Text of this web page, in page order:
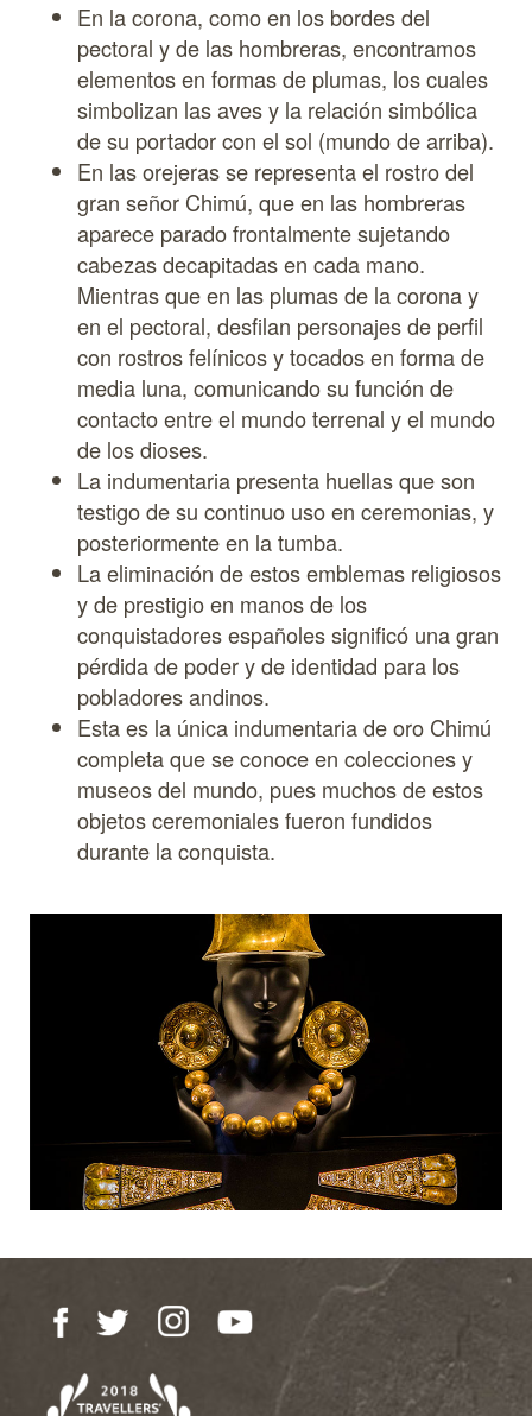
En la corona, como en los bordes del
pectoral y de las hombreras, encontramos
elementos en formas de plumas, los cuales
simbolizan las aves y la relación simbólica
de su portador con el sol (mundo de arriba).
En las orejeras se representa el rostro del
gran señor Chimú, que en las hombreras
aparece parado frontalmente sujetando
cabezas decapitadas en cada mano.
Mientras que en las plumas de la corona y
en el pectoral, desfilan personajes de perfil
con rostros felínicos y tocados en forma de
media luna, comunicando su función de
contacto entre el mundo terrenal y el mundo
de los dioses.
La indumentaria presenta huellas que son
testigo de su continuo uso en ceremonias, y
posteriormente en la tumba.
La eliminación de estos emblemas religiosos
y de prestigio en manos de los
conquistadores españoles significó una gran
pérdida de poder y de identidad para los
pobladores andinos.
Esta es la única indumentaria de oro Chimú
completa que se conoce en colecciones y
museos del mundo, pues muchos de estos
objetos ceremoniales fueron fundidos
durante la conquista.